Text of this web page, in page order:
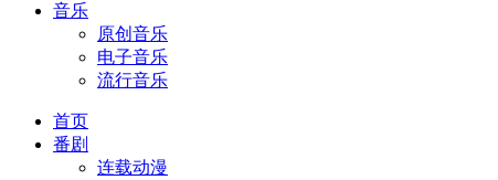
音乐
原创音乐
电子音乐
流行音乐
首页
番剧
连载动漫